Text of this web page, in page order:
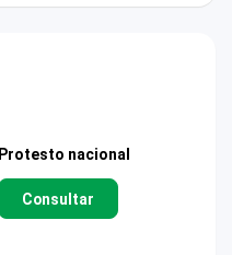
Protesto nacional
Consultar